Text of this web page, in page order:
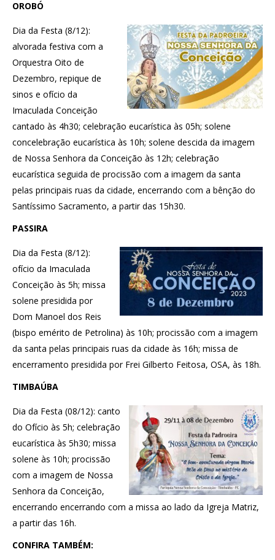
OROBÓ
Dia da Festa (8/12):
alvorada festiva com a
Orquestra Oito de
Dezembro, repique de
sinos e ofício da
Imaculada Conceição
cantado às 4h30; celebração eucarística às 05h; solene
concelebração eucarística às 10h; solene descida da imagem
de Nossa Senhora da Conceição às 12h; celebração
eucarística seguida de procissão com a imagem da santa
pelas principais ruas da cidade, encerrando com a bênção do
Santíssimo Sacramento, a partir das 15h30.
PASSIRA
Dia da Festa (8/12):
ofício da Imaculada
Conceição às 5h; missa
solene presidida por
Dom Manoel dos Reis
(bispo emérito de Petrolina) às 10h; procissão com a imagem
da santa pelas principais ruas da cidade às 16h; missa de
encerramento presidida por Frei Gilberto Feitosa, OSA, às 18h.
TIMBAÚBA
Dia da Festa (08/12): canto
do Ofício às 5h; celebração
eucarística às 5h30; missa
solene às 10h; procissão
com a imagem de Nossa
Senhora da Conceição,
encerrando encerrando com a missa ao lado da Igreja Matriz,
a partir das 16h.
CONFIRA TAMBÉM: